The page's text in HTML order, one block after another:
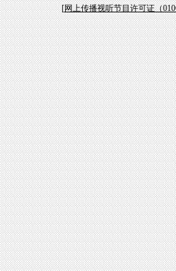
[网上传播视听节目许可证（